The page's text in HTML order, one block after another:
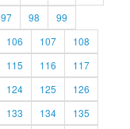
97 98
99
106 107
108
115 116
117
124 125
126
133 134
135